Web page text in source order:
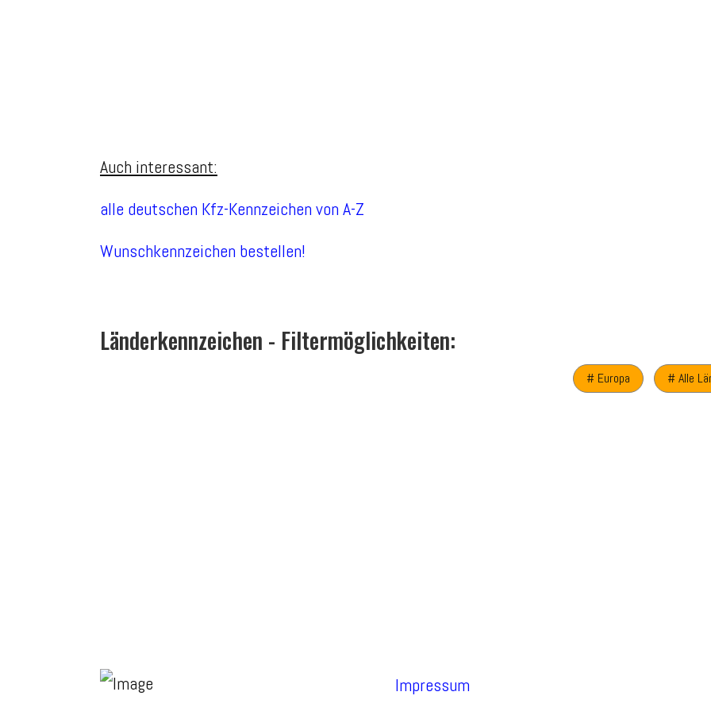
Auch interessant:
alle deutschen Kfz-Kennzeichen von A-Z
Wunschkennzeichen bestellen!
Länderkennzeichen - Filtermöglichkeiten:
# Europa # Alle
Impressum